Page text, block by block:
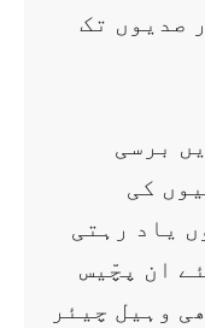
صدیوں تک
برسی
کی
یاد رہتی
ان پچّیس
وہیل چیئر